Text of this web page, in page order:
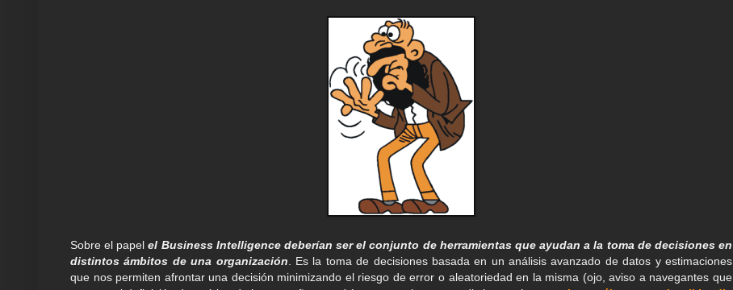
Sobre el papelel Business Intelligence deberían ser el conjunto de herramientas que ayudan a la toma de decisiones en
distintos ámbitos de una organización . Es la toma de decisiones basada en un análisis avanzado de datos y estimaciones
que nos permiten afrontar una decisión minimizando el riesgo de error o aleatoriedad en la misma (ojo, aviso a navegantes que